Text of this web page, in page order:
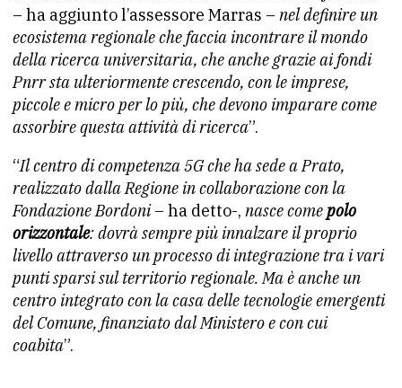
– ha aggiunto l’assessore Marras – nel definire un
ecosistema regionale che faccia incontrare il mondo
della ricerca universitaria, che anche grazie ai fondi
Pnrr sta ulteriormente crescendo, con le imprese,
piccole e micro per lo più, che devono imparare come
assorbire questa attività di ricerca”.
“Il centro di competenza 5G che ha sede a Prato,
realizzato dalla Regione in collaborazione con la
Fondazione Bordoni– ha detto-, nasce comepolo
orizzontale: dovrà sempre più innalzare il proprio
livello attraverso un processo di integrazione tra i vari
punti sparsi sul territorio regionale. Ma è anche un
centro integrato con la casa delle tecnologie emergenti
del Comune, finanziato dal Ministero e con cui
coabita”.